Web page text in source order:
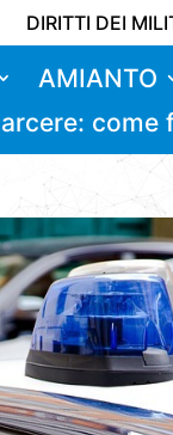
DIRITTI DEI
AMIANTO
come